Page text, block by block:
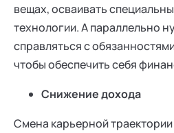
вещах, осваивать
технологии. А параллельно
справляться с
чтобы обеспечить себя
Снижение дохода
Смена карьерной